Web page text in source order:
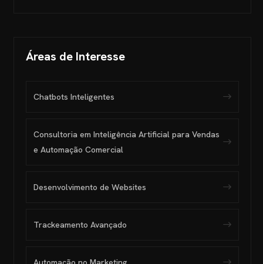
Áreas de Interesse
Chatbots Inteligentes
Consultoria em Inteligência Artificial para Vendas
e Automação Comercial
Desenvolvimento de Websites
Trackeamento Avançado